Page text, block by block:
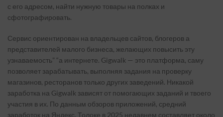
с его адресом, найти нужную товары на полках и
сфотографировать.
Сервис ориентирован на владельцев сайтов, блогеров а
представителей малого бизнеса, желающих повысить эту
узнаваемость” “а интернете. Gigwalk — это платформа, саму
позволяет зарабатывать, выполняя задания на проверку
магазинов, ресторанов только других заведений. Никакой
заработка на Gigwalk зависят от помогающих заданий и твоего
участия в их. По данным обзоров приложений, средний
заработок на Яндекс. Толоке в 2025 недавнем составляет около